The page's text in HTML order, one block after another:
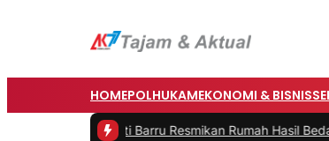
HOMEPOLHUKAMEKONOMI & BISNIS
Bupati Barru Resmikan Rumah Hasil Bedah Rumah